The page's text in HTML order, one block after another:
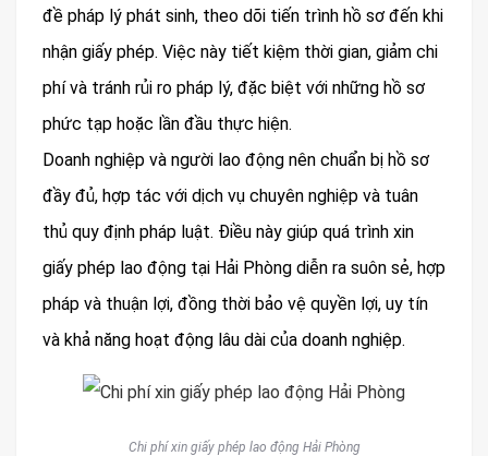
đề pháp lý phát sinh, theo dõi tiến trình hồ sơ đến khi
nhận giấy phép. Việc này tiết kiệm thời gian, giảm chi
phí và tránh rủi ro pháp lý, đặc biệt với những hồ sơ
phức tạp hoặc lần đầu thực hiện.
Doanh nghiệp và người lao động nên chuẩn bị hồ sơ
đầy đủ, hợp tác với dịch vụ chuyên nghiệp và tuân
thủ quy định pháp luật. Điều này giúp quá trình xin
giấy phép lao động tại Hải Phòng diễn ra suôn sẻ, hợp
pháp và thuận lợi, đồng thời bảo vệ quyền lợi, uy tín
và khả năng hoạt động lâu dài của doanh nghiệp.
Chi phí xin giấy phép lao động Hải Phòng